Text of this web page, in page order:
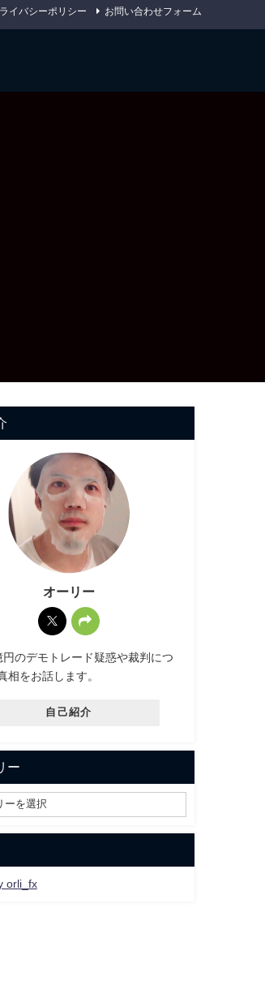
イバシーポリシー お問い合わせフォーム
オーリー
円のデモトレード疑惑や裁判につ
相をお話します。
自己紹介
ー
orli_fx